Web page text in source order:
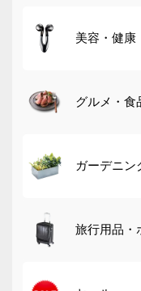
美容・健康
グルメ・食
ガーデニン
旅行用品・